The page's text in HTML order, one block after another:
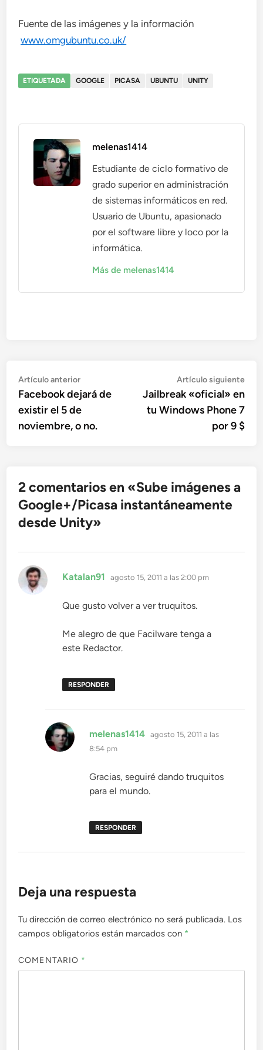
Fuente de las imágenes y la información
www.omgubuntu.co.uk/
ETIQUETADA GOOGLE PICASA UBUNTU UNITY
melenas1414
Estudiante de ciclo formativo de
grado superior en administración
de sistemas informáticos en red.
Usuario de Ubuntu, apasionado
por el software libre y loco por la
informática.
Más de melenas1414
Navegación
de
entradas
Artículo anteriorArtículo
anterior:
Facebook dejará de
existir el 5 de
noviembre, o no.
Artículo siguiente
Jailbreak «oficial» en
tu Windows Phone 7
por 9 $
2 comentarios en «Sube imágenes a
Google+/Picasa instantáneamente
desde Unity»
Katalan91 dice:
agosto 15, 2011 a las 2:00 pm
Que gusto volver a ver truquitos.
Me alegro de que Facilware tenga a
este Redactor.
RESPONDER
melenas1414 dice:
agosto 15, 2011 a las
8:54 pm
Gracias, seguiré dando truquitos
para el mundo.
RESPONDER
Deja una respuesta
Tu dirección de correo electrónico no será publicada. Los
campos obligatorios están marcados con *
COMENTARIO *